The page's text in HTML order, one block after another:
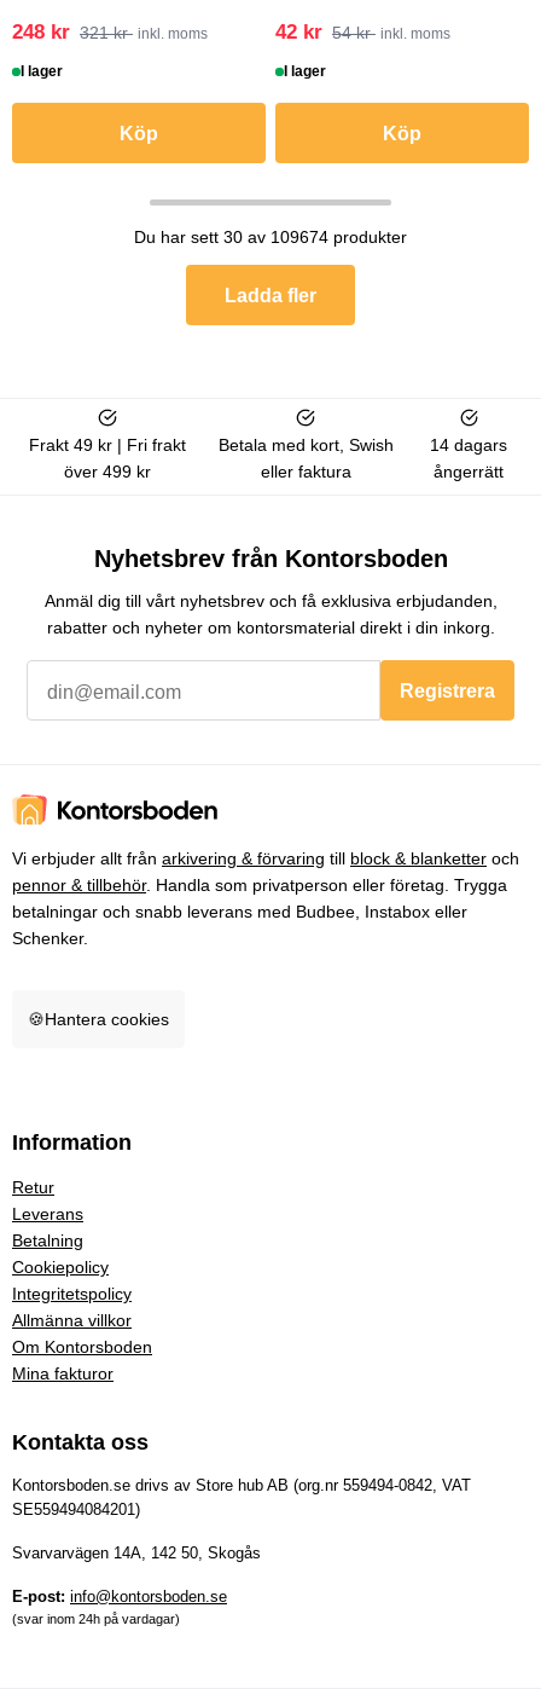
248 kr 321 kr inkl. moms
I lager
Köp
42 kr 54 kr inkl. moms
I lager
Köp
Du har sett 30 av 109674 produkter
Ladda fler
Frakt 49 kr | Fri frakt
över 499 kr
Betala med kort, Swish
eller faktura
14 dagars
ångerrätt
Nyhetsbrev från Kontorsboden
Anmäl dig till vårt nyhetsbrev och få exklusiva erbjudanden,
rabatter och nyheter om kontorsmaterial direkt i din inkorg.
Registrera
Vi erbjuder allt från arkivering & förvaring till block & blanketter och
pennor & tillbehör. Handla som privatperson eller företag. Trygga
betalningar och snabb leverans med Budbee, Instabox eller
Schenker.
🍪Hantera cookies
Information
Retur
Leverans
Betalning
Cookiepolicy
Integritetspolicy
Allmänna villkor
Om Kontorsboden
Mina fakturor
Kontakta oss
Kontorsboden.se drivs av Store hub AB (org.nr 559494-0842, VAT
SE559494084201)
Svarvarvägen 14A, 142 50, Skogås
E-post: info@kontorsboden.se
(svar inom 24h på vardagar)